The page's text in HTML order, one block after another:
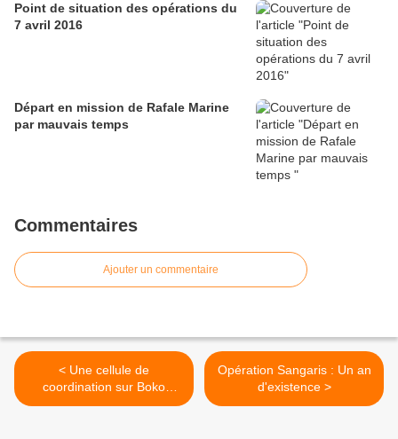
Point de situation des opérations du
7 avril 2016
Départ en mission de Rafale Marine
par mauvais temps
Commentaires
Ajouter un commentaire
< Une cellule de
coordination sur Boko
Haram au camp Kosseï de
Opération Sangaris : Un an
d'existence >